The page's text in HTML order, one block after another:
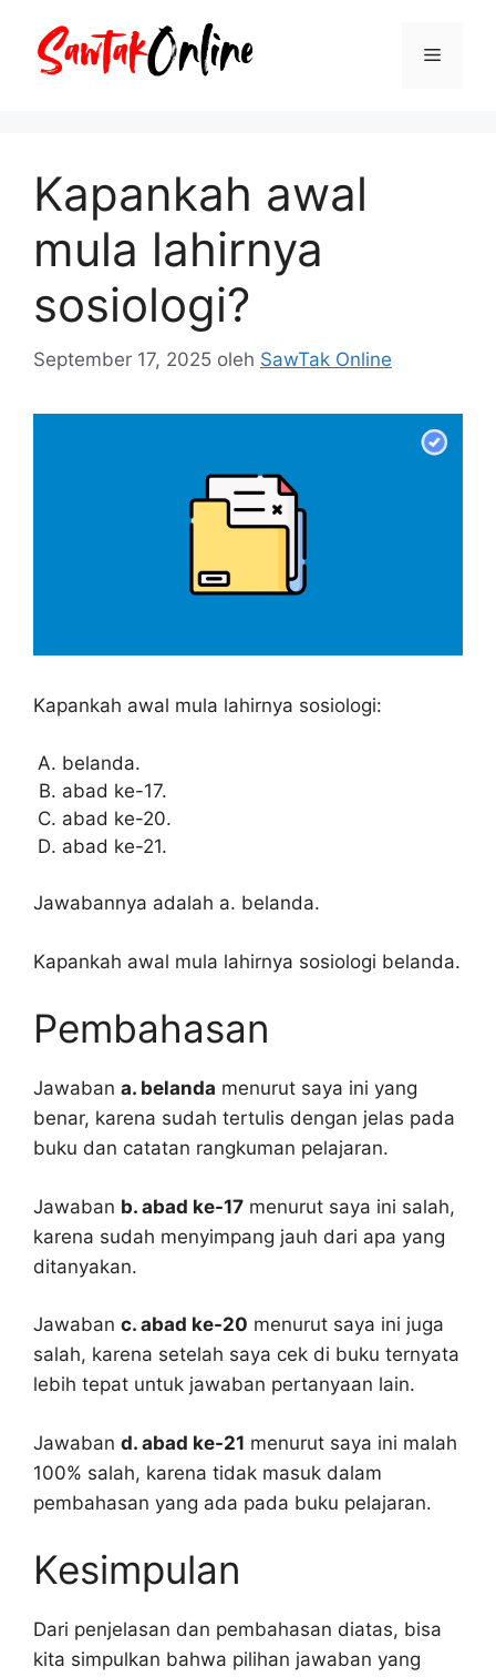
Menu
Kapankah awal
mula lahirnya
sosiologi?
September 17, 2025 oleh SawTak Online
Kapankah awal mula lahirnya sosiologi:
belanda.
abad ke-17.
abad ke-20.
abad ke-21.
Jawabannya adalah a. belanda.
Kapankah awal mula lahirnya sosiologi belanda.
Pembahasan
Jawaban a. belanda menurut saya ini yang
benar, karena sudah tertulis dengan jelas pada
buku dan catatan rangkuman pelajaran.
Jawaban b. abad ke-17 menurut saya ini salah,
karena sudah menyimpang jauh dari apa yang
ditanyakan.
Jawaban c. abad ke-20 menurut saya ini juga
salah, karena setelah saya cek di buku ternyata
lebih tepat untuk jawaban pertanyaan lain.
Jawaban d. abad ke-21 menurut saya ini malah
100% salah, karena tidak masuk dalam
pembahasan yang ada pada buku pelajaran.
Kesimpulan
Dari penjelasan dan pembahasan diatas, bisa
kita simpulkan bahwa pilihan jawaban yang